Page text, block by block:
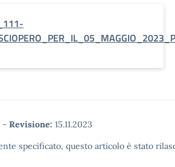
- Revisione: 15.11.2023
specificato, questo articolo è stato